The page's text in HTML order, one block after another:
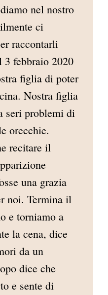
nel nostro
ci
raccontarli
3 febbraio 2020
figlia di poter
Nostra figlia
seri problemi di
orecchie.
recitare il
una grazia
noi. Termina il
e torniamo a
la cena, dice
da un
dice che
e sente di